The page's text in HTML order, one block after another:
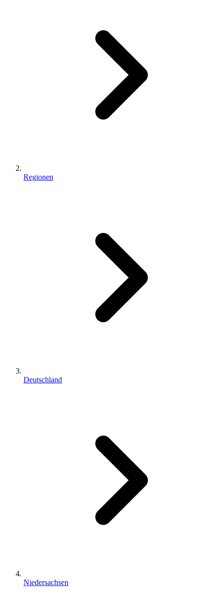
Regionen
Deutschland
Niedersachsen